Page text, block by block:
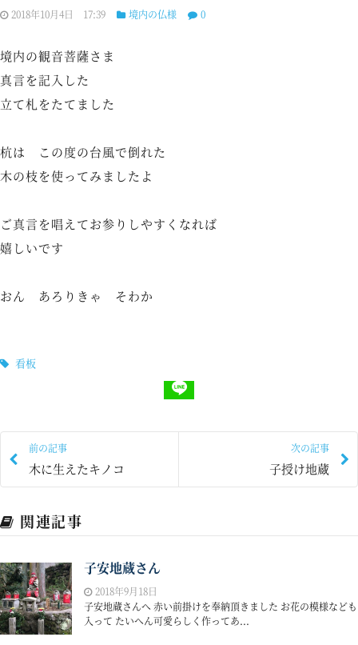
2018年10月4日 17:39 境内の仏様 0
境内の観音菩薩さま
真言を記入した
立て札をたてました
杭は この度の台風で倒れた
木の枝を使ってみましたよ
ご真言を唱えてお参りしやすくなれば
嬉しいです
おん あろりきゃ そわか
看板
前の記事
木に生えたキノコ
次の記事
子授け地蔵
関連記事
子安地蔵さん
2018年9月18日
子安地蔵さんへ 赤い前掛けを奉納頂きました お花の模様なども
入って たいへん可愛らしく作ってあ...